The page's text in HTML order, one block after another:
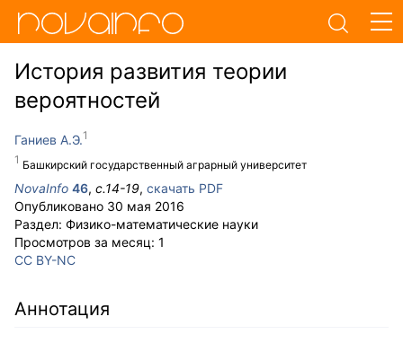
История развития теории
вероятностей
Ганиев А.Э.
Башкирский государственный аграрный университет
NovaInfo 46, с.14-19, скачать PDF
Опубликовано 30 мая 2016
Раздел: Физико-математические науки
Просмотров за месяц: 1
CC BY-NC
Аннотация